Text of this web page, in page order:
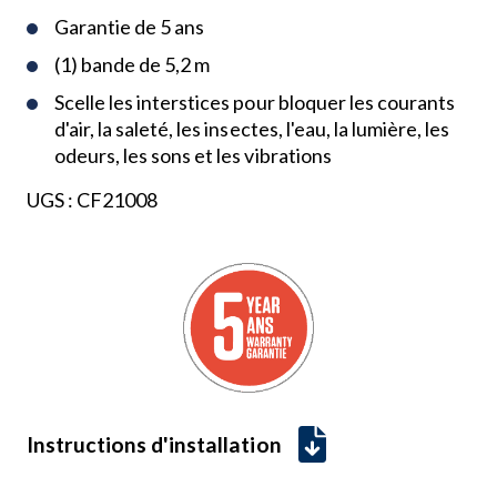
Garantie de 5 ans
(1) bande de 5,2 m
Scelle les interstices pour bloquer les courants
d'air, la saleté, les insectes, l'eau, la lumière, les
odeurs, les sons et les vibrations
UGS : CF21008
Instructions d'installation